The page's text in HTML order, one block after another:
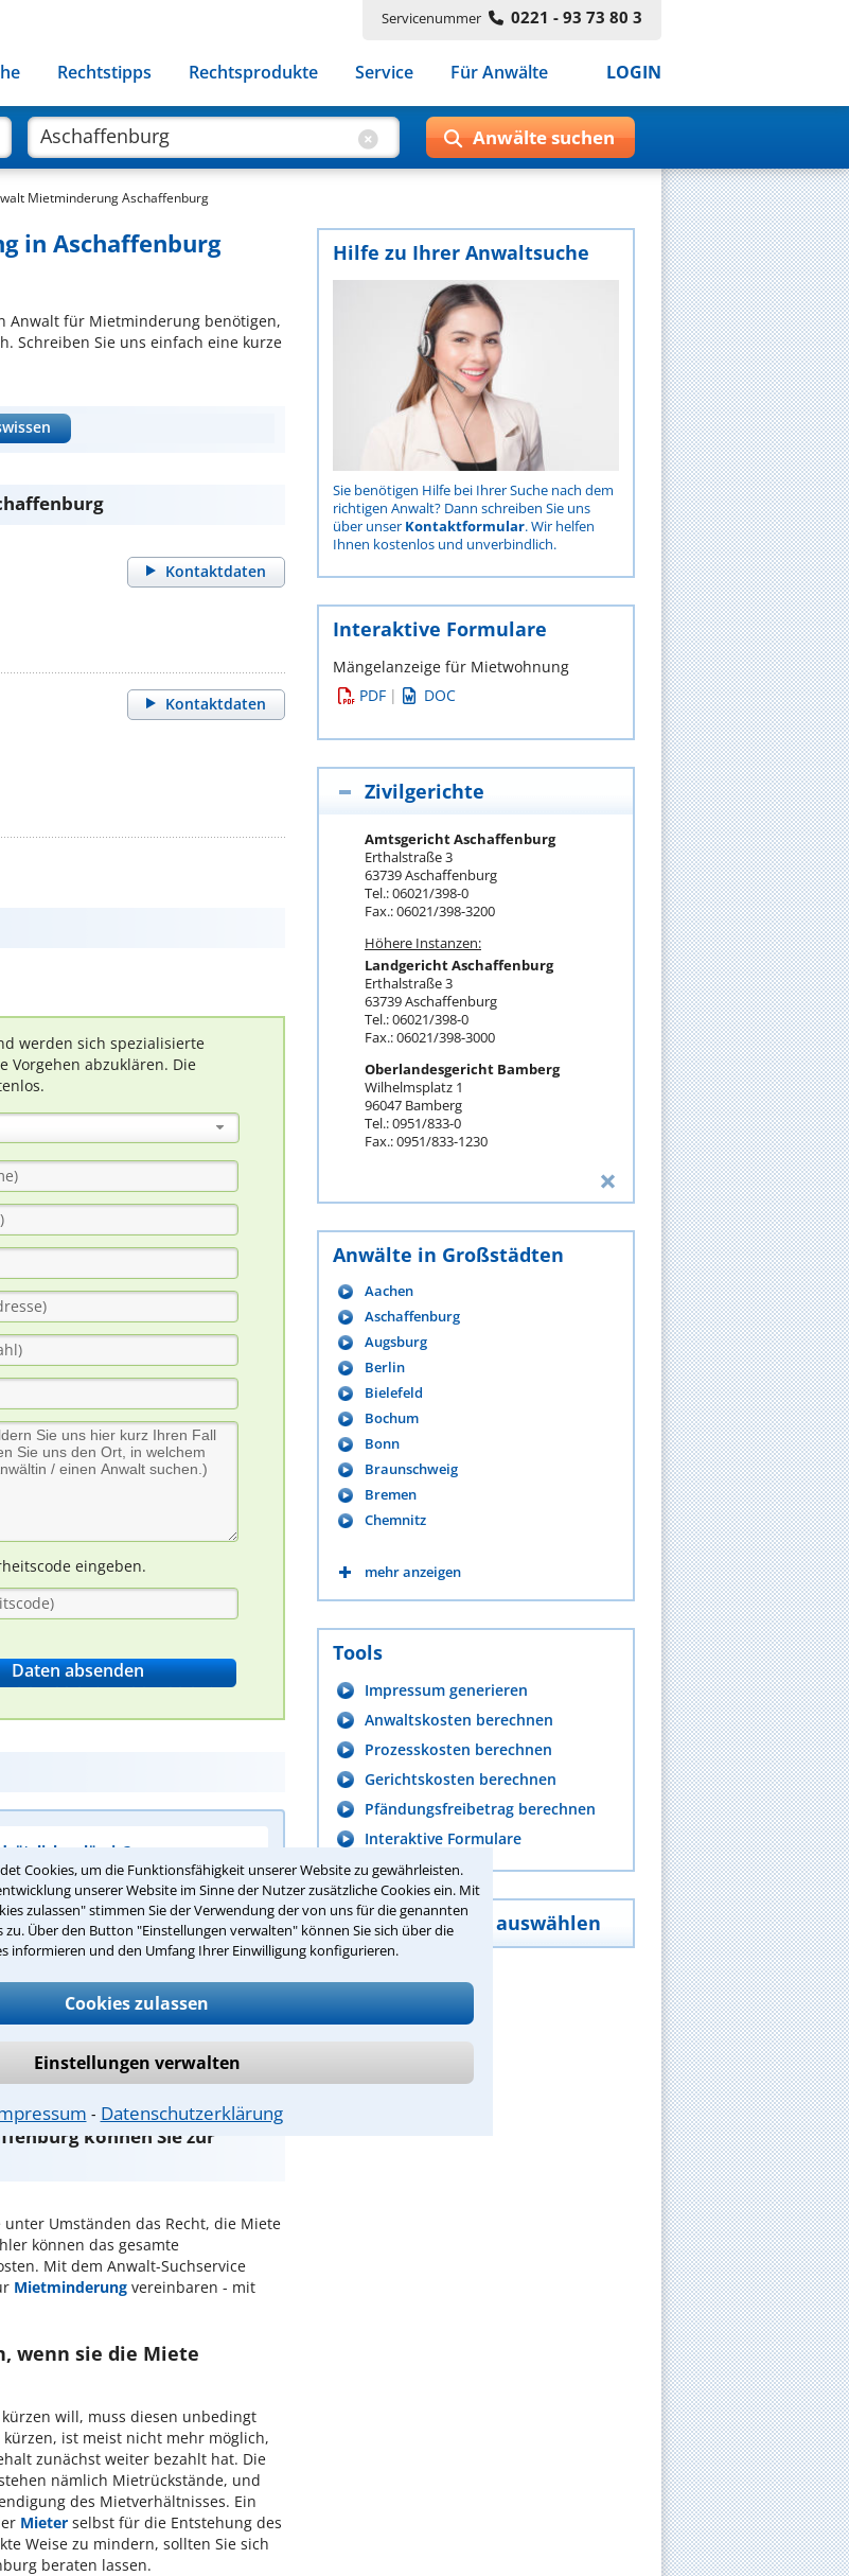
Cookies, um die Funktionsfähigkeit unserer Website zu gewährleisten.
unserer Website im Sinne der Nutzer zusätzliche Cookies ein. Mit
zulassen" stimmen Sie der Verwendung der von uns für die genannten
zu. Über den Button "Einstellungen verwalten" können Sie sich über die
informieren und den Umfang Ihrer Einwilligung konfigurieren.
Cookies zulassen
Einstellungen verwalten
⁃ Datenschutzerklärung
Servicenummer 0221 - 93 73 80 3
Rechtstipps Rechtsprodukte Service Für Anwälte LOGIN
Mietminderung Aschaffenburg
in Aschaffenburg
Anwalt für Mietminderung benötigen,
Schreiben Sie uns einfach eine kurze
Kontaktdaten
Kontaktdaten
werden sich spezialisierte
Vorgehen abzuklären. Die
eingeben.
zulässig?
können Sie zur
Umständen das Recht, die Miete
können das gesamte
Mit dem Anwalt-Suchservice
Mietminderung vereinbaren - mit
wenn sie die Miete
will, muss diesen unbedingt
ist meist nicht mehr möglich,
zunächst weiter bezahlt hat. Die
nämlich Mietrückstände, und
des Mietverhältnisses. Ein
Mieter selbst für die Entstehung des
Weise zu mindern, sollten Sie sich
beraten lassen.
Hilfe zu Ihrer Anwaltsuche
Sie benötigen Hilfe bei Ihrer Suche nach dem
richtigen Anwalt? Dann schreiben Sie uns
über unser Kontaktformular. Wir helfen
Ihnen kostenlos und unverbindlich.
Interaktive Formulare
Mängelanzeige für Mietwohnung
PDF | DOC
Zivilgerichte
Amtsgericht Aschaffenburg
Erthalstraße 3
63739 Aschaffenburg
Tel.: 06021/398-0
Fax.: 06021/398-3200
Höhere Instanzen:
Landgericht Aschaffenburg
Erthalstraße 3
63739 Aschaffenburg
Tel.: 06021/398-0
Fax.: 06021/398-3000
Oberlandesgericht Bamberg
Wilhelmsplatz 1
96047 Bamberg
Tel.: 0951/833-0
Fax.: 0951/833-1230
Anwälte in Großstädten
Aachen
Aschaffenburg
Augsburg
Berlin
Bielefeld
Bochum
Bonn
Braunschweig
Bremen
Chemnitz
mehr anzeigen
Tools
Impressum generieren
Anwaltskosten berechnen
Prozesskosten berechnen
Gerichtskosten berechnen
Pfändungsfreibetrag berechnen
Interaktive Formulare
Schwerpunkt auswählen